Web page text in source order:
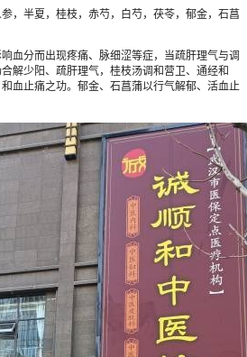
半夏，桂枝，赤芍，白芍，茯苓，郁金，石菖
分而出现疼痛、脉细涩等症，当疏肝理气与调
解少阳、疏肝理气，桂枝汤调和营卫、通经和
血止痛之功。郁金、石菖蒲以行气解郁、活血止